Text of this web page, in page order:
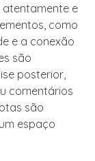
e
como
e a conexão
são
posterior,
comentários
são
espaço